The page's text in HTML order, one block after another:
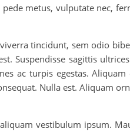
metus, vulputate nec,
tincidunt, sem odio
Suspendisse sagittis
ac turpis egestas.
Nulla est. Aliquam
vestibulum ipsum.